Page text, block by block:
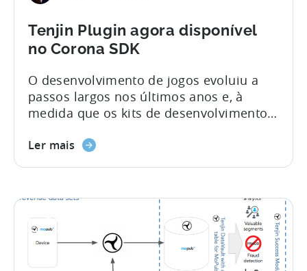
Tenjin Plugin agora disponível
no Corona SDK
O desenvolvimento de jogos evoluiu a
passos largos nos últimos anos e, à
medida que os kits de desenvolvimento
aplicações em tempo recorde, tanto para
programação morosas. Estes plugins
estão cada vez mais disponíveis para
motores de desenvolvimento
multiplataformas, outra tendência que
está a facilitar a vida...
Ler mais
#Product_Updates